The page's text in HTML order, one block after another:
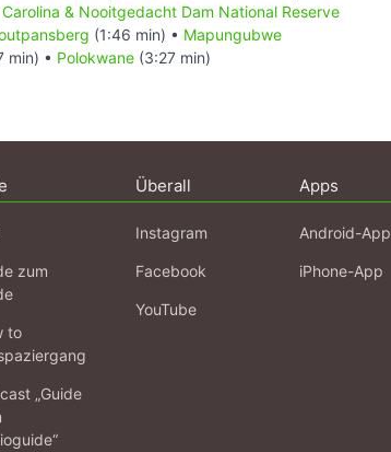
Carolina & Nooitgedacht Dam National Reserve
(1:46 min) • Mapungubwe
min) • Polokwane (3:27 min)
zum
to
„Guide
Überall
Instagram
Facebook
YouTube
Apps
Android-App
iPhone-App